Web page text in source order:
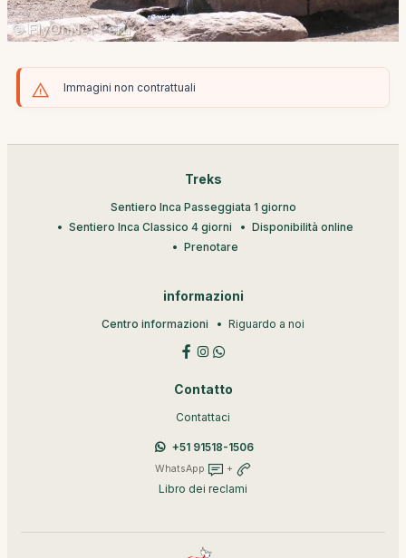
Immagini non contrattuali
Treks
Sentiero Inca Passeggiata 1 giorno
Sentiero Inca Classico 4 giorni
Disponibilità online
Prenotare
informazioni
Centro informazioni Riguardo a noi
Contatto
Contattaci
+51 91518-1506
WhatsApp +
Libro dei reclami